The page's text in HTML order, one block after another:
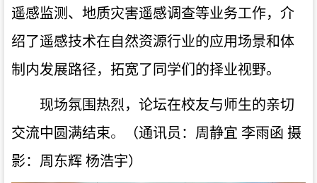
遥感监测、地质灾害遥感调查等业务工作，介
绍了遥感技术在自然资源行业的应用场景和体
制内发展路径，拓宽了同学们的择业视野。
现场氛围热烈，论坛在校友与师生的亲切
交流中圆满结束。
（通讯员：周静宜 李雨函 摄
影：周东辉 杨浩宇）